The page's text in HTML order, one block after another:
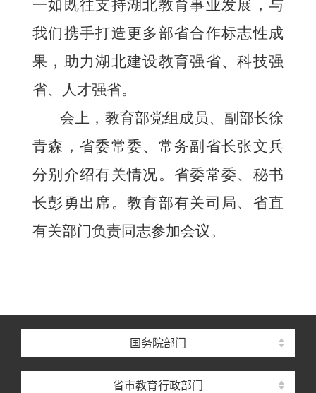
一如既往支持湖北教育事业发展，与
我们携手打造更多部省合作标志性成
果，助力湖北建设教育强省、科技强
省、人才强省。
会上，教育部党组成员、副部长徐
青森，省委常委、常务副省长张文兵
分别介绍有关情况。省委常委、秘书
长彭勇出席。教育部有关司局、省直
有关部门负责同志参加会议。
国务院部门
省市教育行政部门